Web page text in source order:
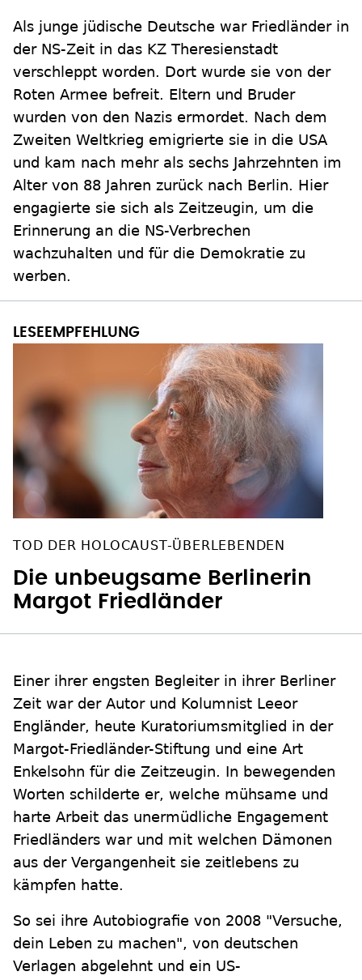
Als junge jüdische Deutsche war Friedländer in
der NS-Zeit in das KZ Theresienstadt
verschleppt worden. Dort wurde sie von der
Roten Armee befreit. Eltern und Bruder
wurden von den Nazis ermordet. Nach dem
Zweiten Weltkrieg emigrierte sie in die USA
und kam nach mehr als sechs Jahrzehnten im
Alter von 88 Jahren zurück nach Berlin. Hier
engagierte sie sich als Zeitzeugin, um die
Erinnerung an die NS-Verbrechen
wachzuhalten und für die Demokratie zu
werben.
TOD DER HOLOCAUST-ÜBERLEBENDEN
Die unbeugsame Berlinerin
Margot Friedländer
Einer ihrer engsten Begleiter in ihrer Berliner
Zeit war der Autor und Kolumnist Leeor
Engländer, heute Kuratoriumsmitglied in der
Margot-Friedländer-Stiftung und eine Art
Enkelsohn für die Zeitzeugin. In bewegenden
Worten schilderte er, welche mühsame und
harte Arbeit das unermüdliche Engagement
Friedländers war und mit welchen Dämonen
aus der Vergangenheit sie zeitlebens zu
kämpfen hatte.
So sei ihre Autobiografie von 2008 "Versuche,
dein Leben zu machen", von deutschen
Verlagen abgelehnt und ein US-